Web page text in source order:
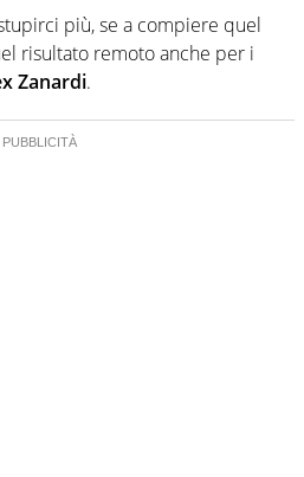
soprattutto di calcio, di sport e dei
innocenti evasioni
di format. Un tempo ala
suo agio nel ruolo di libero. Cura
più, se a compiere quel
risultato remoto anche per i
Zanardi.